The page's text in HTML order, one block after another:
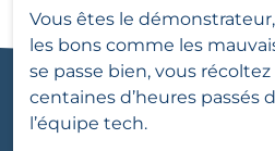
Vous êtes le
les bons comme les
se passe bien, vous
centaines d’heures passés
l’équipe tech.